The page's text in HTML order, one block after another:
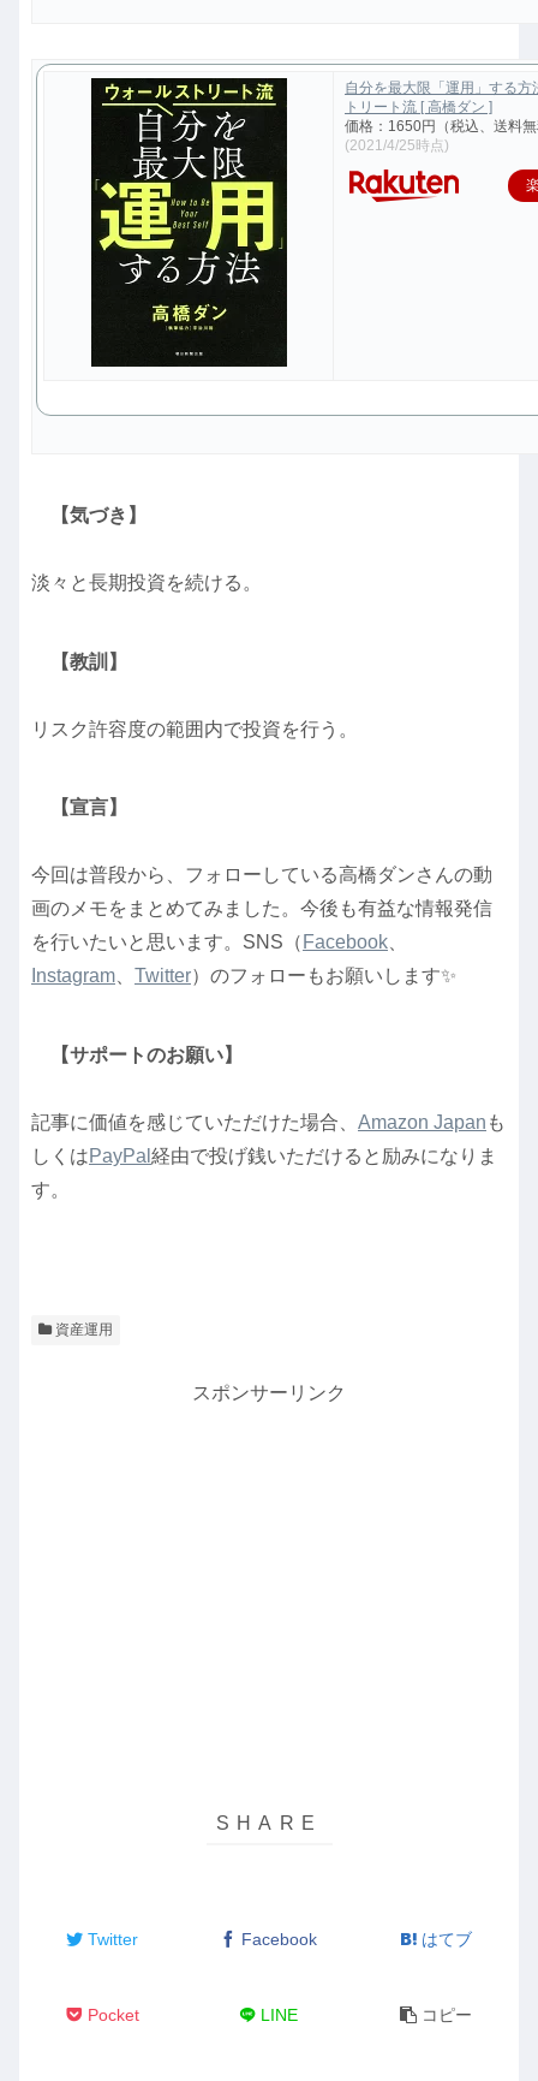
自分を最大限「運用」する方
トリート流 [ 高橋ダン ]
価格：1650円（税込、送料
(2021/4/25時点)
【気づき】
淡々と長期投資を続ける。
【教訓】
リスク許容度の範囲内で投資を行う。
【宣言】
今回は普段から、フォローしている高橋ダンさんの動
画のメモをまとめてみました。今後も有益な情報発信
を行いたいと思います。SNS（ Facebook
Instagram
Twitter）のフォローもお願いします✨
【サポートのお願い】
記事に価値を感じていただけた場合、 Amazon Japan も
しくはPayPal 経由で投げ銭いただけると励みになりま
す。
資産運用
スポンサーリンク
Twitter Facebook はてブ
Pocket LINE コピー